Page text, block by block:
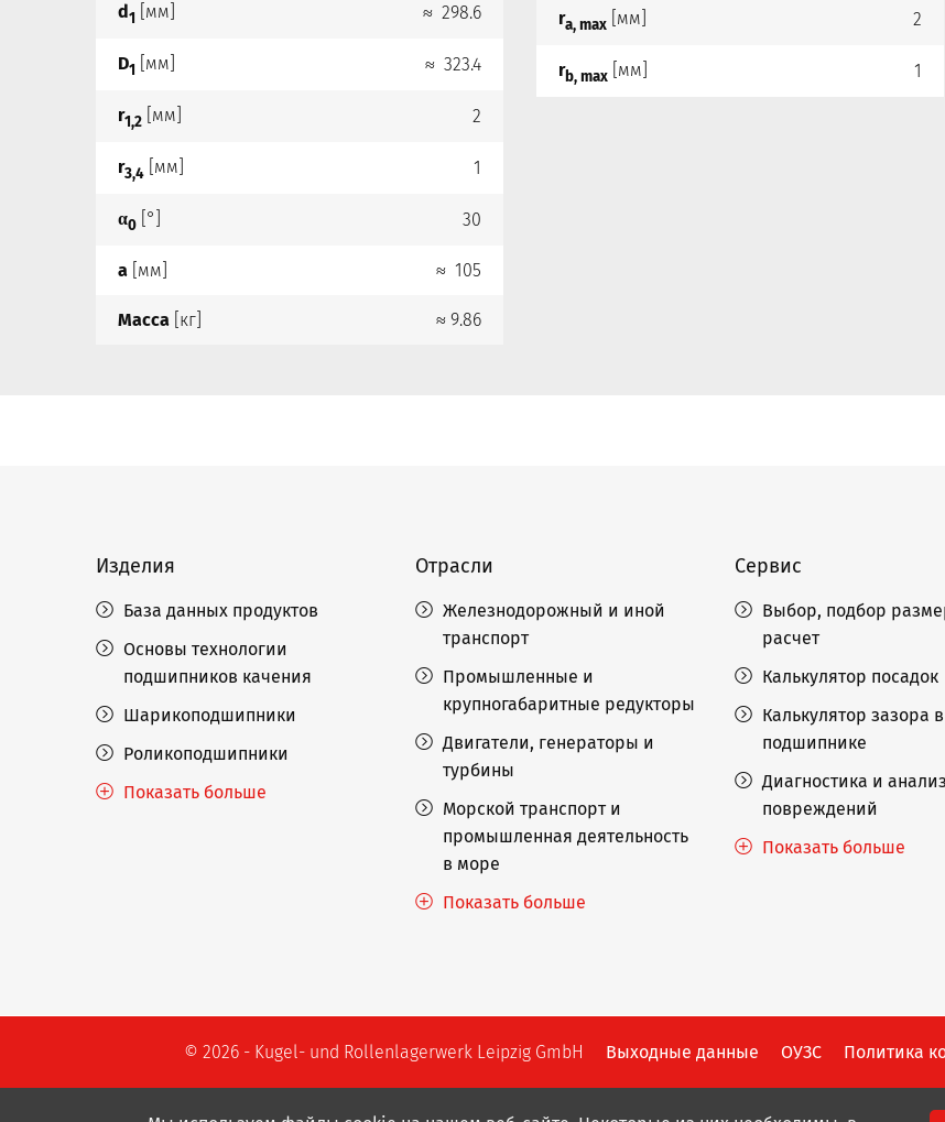
d1 [мм] ≈ 298.6
D1 [мм] ≈ 323.4
r1,2 [мм] 2
r3,4 [мм] 1
α0 [°] 30
a [мм] ≈ 105
Масса [кг] ≈ 9.86
ra, max [мм] 2
rb, max [мм] 1
Изделия
База данных продуктов
Основы технологии
подшипников качения
Шарикоподшипники
Роликоподшипники
Показать больше
Отрасли
Железнодорожный и иной
транспорт
Промышленные и
крупногабаритные редукторы
Двигатели, генераторы и
турбины
Морской транспорт и
промышленная деятельность
в море
Показать больше
Сервис
Выбор, подбор
расчет
Калькулятор посадок
Калькулятор зазора в
подшипнике
Диагностика и анализ
повреждений
Показать больше
© 2026 - Kugel- und Rollenlagerwerk Leipzig GmbH Выходные данные ОУЗС Политика